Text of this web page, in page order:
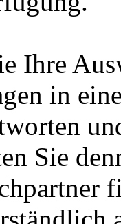
Ihre
in
Sie